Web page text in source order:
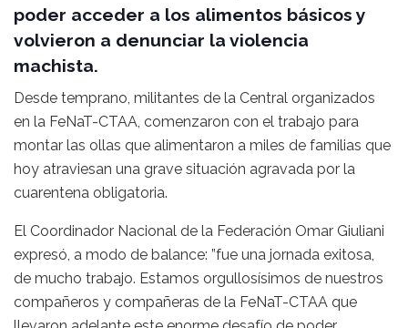
poder acceder a los alimentos básicos y
volvieron a denunciar la violencia
machista.
Desde temprano, militantes de la Central organizados
en la FeNaT-CTAA, comenzaron con el trabajo para
montar las ollas que alimentaron a miles de familias que
hoy atraviesan una grave situación agravada por la
cuarentena obligatoria.
El Coordinador Nacional de la Federación Omar Giuliani
expresó, a modo de balance: ”fue una jornada exitosa,
de mucho trabajo. Estamos orgullosísimos de nuestros
compañeros y compañeras de la FeNaT-CTAA que